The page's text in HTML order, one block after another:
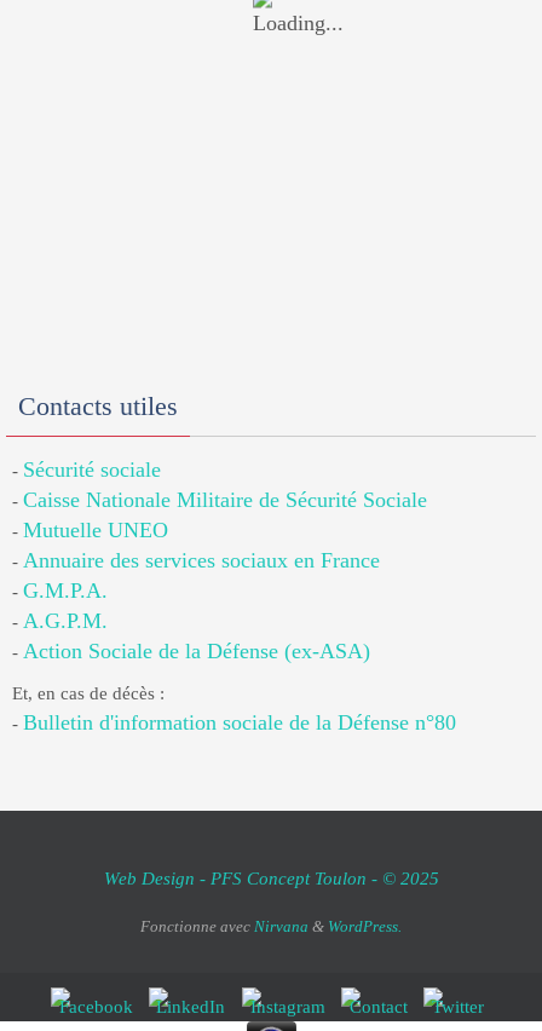
Contacts utiles
- Sécurité sociale
- Caisse Nationale Militaire de Sécurité Sociale
- Mutuelle UNEO
- Annuaire des services sociaux en France
- G.M.P.A.
- A.G.P.M.
- Action Sociale de la Défense (ex-ASA)
Et, en cas de décès :
- Bulletin d'information sociale de la Défense n°80
Web Design - PFS Concept Toulon - © 2025
Fonctionne avec Nirvana & WordPress.